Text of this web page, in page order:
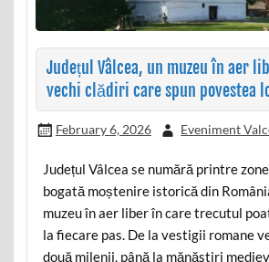
Județul Vâlcea, un muzeu în aer
vechi clădiri care spun povestea
February 6, 2026 Eveniment
Județul Vâlcea se numără printre
bogată moștenire istorică din
muzeu în aer liber în care trecutul
la fiecare pas. De la vestigii romane
două milenii, până la mănăstiri